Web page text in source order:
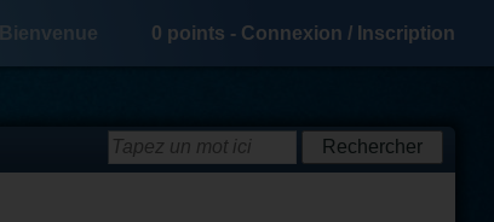
Bienvenue 0 points - Connexion / Inscription